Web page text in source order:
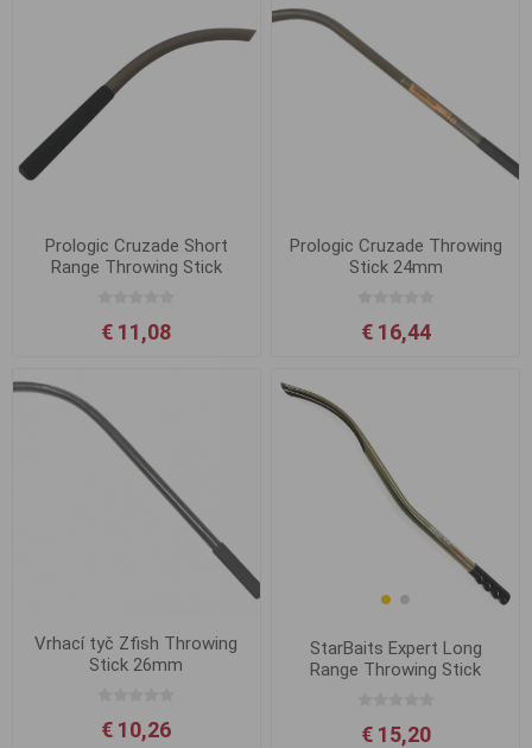
Prologic Cruzade Short
Range Throwing Stick
€ 11,08
Prologic Cruzade Throwing
Stick 24mm
€ 16,44
Vrhací tyč Zfish Throwing
Stick 26mm
€ 10,26
StarBaits Expert Long
Range Throwing Stick
€ 15,20